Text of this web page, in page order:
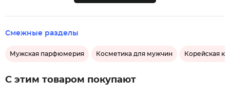
Смежные разделы
Мужская парфюмерия Косметика для мужчин Корейская
С этим товаром покупают